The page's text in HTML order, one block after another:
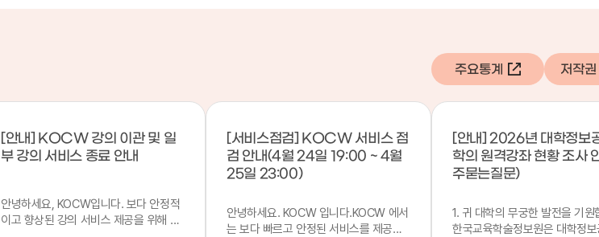
[안내] KOCW 강의 이관 및 일
부 강의 서비스 종료 안내
안녕하세요, KOCW입니다. 보다 안정적
이고 향상된 강의 서비스 제공을 위해 강
[서비스점검] KOCW 서비스 점
검 안내(4월 24일 19:00 ~ 4월
25일 23:00)
안녕하세요. KOCW 입니다.KOCW 에서
는 보다 빠르고 안정된 서비스를 제공하
[안내] 2026년 대학정보
학의 원격강좌 현황 조사
주묻는질문)
1. 귀 대학의 무궁한 발전을 기원
한국교육학술정보원은 대학정
주요통계 저작